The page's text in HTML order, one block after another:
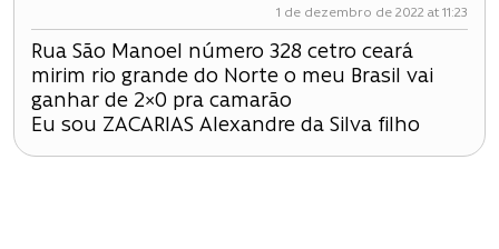
1 de dezembro de 2022 at 11:23
Rua São Manoel número 328 cetro ceará
mirim rio grande do Norte o meu Brasil vai
ganhar de 2×0 pra camarão
Eu sou ZACARIAS Alexandre da Silva filho